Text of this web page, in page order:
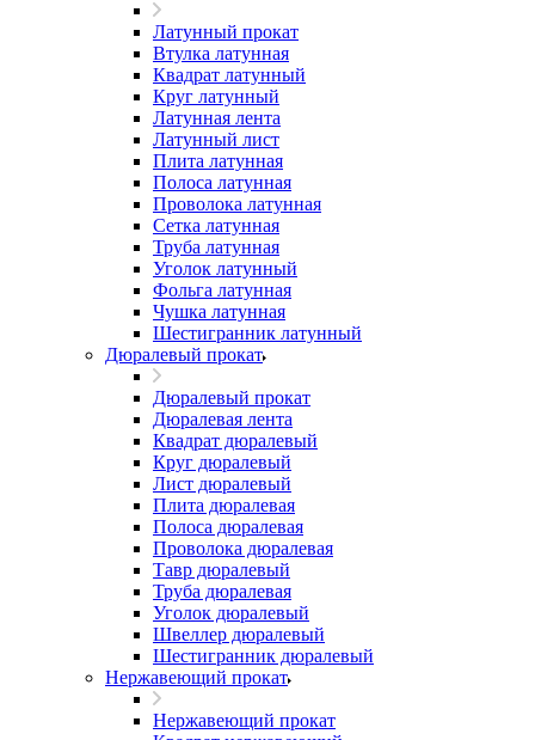
Латунный прокат
Втулка латунная
Квадрат латунный
Круг латунный
Латунная лента
Латунный лист
Плита латунная
Полоса латунная
Проволока латунная
Сетка латунная
Труба латунная
Уголок латунный
Фольга латунная
Чушка латунная
Шестигранник латунный
Дюралевый прокат
Дюралевый прокат
Дюралевая лента
Квадрат дюралевый
Круг дюралевый
Лист дюралевый
Плита дюралевая
Полоса дюралевая
Проволока дюралевая
Тавр дюралевый
Труба дюралевая
Уголок дюралевый
Швеллер дюралевый
Шестигранник дюралевый
Нержавеющий прокат
Нержавеющий прокат